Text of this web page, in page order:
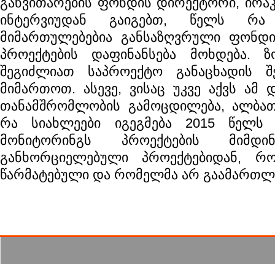
ინტერვიუდან გაიგებთ, წელს რა
მიმართულებებია განსაზღვრული
პროექტების დაფინანსება
შეგიძლიათ საპროექტო განაცხადის
მიმართოთ. ასევე, ვისაც უკვე აქვს ამ
თანამშრომლობის გამოცდილება,
რა სიახლეები იგეგმება 2015 წელს
მონიტორინგს პროექტების
განხორციელებული პროექტებიდან,
წარმატებული და რომელმა არ